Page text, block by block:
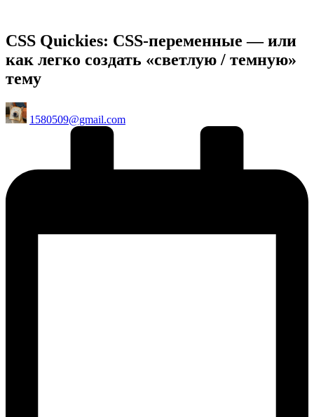
CSS Quickies: CSS-переменные — или
как легко создать «светлую / темную»
тему
Posted
by
1580509@gmail.com